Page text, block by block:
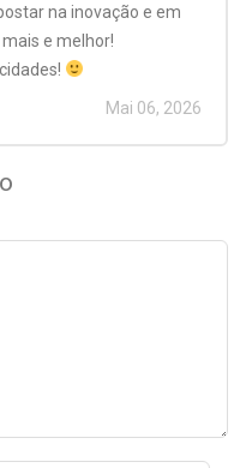
na inovação e em
e melhor!
Mai 06, 2026